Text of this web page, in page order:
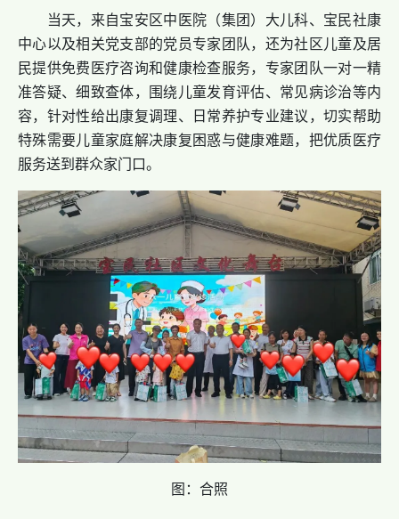
当天，来自宝安区中医院（集团）大儿科、宝民社康
中心以及相关党支部的党员专家团队，还为社区儿童及居
民提供免费医疗咨询和健康检查服务，专家团队一对一精
准答疑、细致查体，围绕儿童发育评估、常见病诊治等内
容，针对性给出康复调理、日常养护专业建议，切实帮助
特殊需要儿童家庭解决康复困惑与健康难题，把优质医疗
服务送到群众家门口。
图：合照